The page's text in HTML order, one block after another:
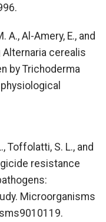
A., Al-Amery, E., and
Alternaria cerealis
by Trichoderma
Toffolatti, S. L., and
resistance
Microorganisms